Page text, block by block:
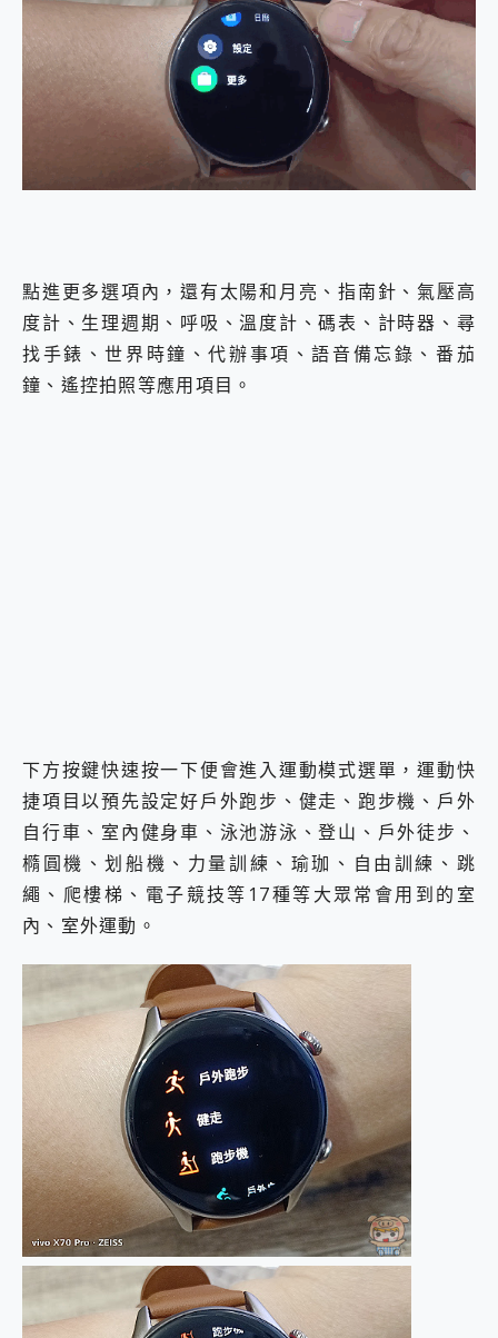
點進更多選項內，還有太陽和月亮、指南針、氣壓高
度計、生理週期、呼吸、溫度計、碼表、計時器、尋
找手錶、世界時鐘、代辦事項、語音備忘錄、番茄
鐘、遙控拍照等應用項目。
下方按鍵快速按一下便會進入運動模式選單，運動快
捷項目以預先設定好戶外跑步、健走、跑步機、戶外
自行車、室內健身車、泳池游泳、登山、戶外徒步、
橢圓機、划船機、力量訓練、瑜珈、自由訓練、跳
繩、爬樓梯、電子競技等17種等大眾常會用到的室
內、室外運動。